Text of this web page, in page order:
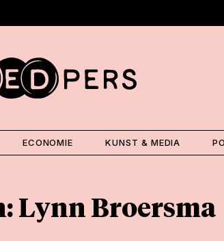
ECONOMIE KUNST & MEDIA
Lynn Broersma